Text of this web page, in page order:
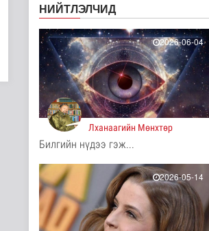
"Pearson" компани..
Улс төр
2 цаг 33 минутын өмнө
Б.Сэмжидмаа:
Зөвшөөрлийн шинжтэй
103 бүртгэлээс ..
Нийгэм
2 цаг 51 минутын өмнө
Төмөр замчдын
мэргэжлийн өдөрт
зориулсан баяр на..
Нийгэм
2 цаг 10 минутын өмнө
АИ-92 авсан 7000 гаруй
иргэн тухайн өдрөө
дахин ..
НИЙТЛЭЛЧИД
2026-06-04
Лханаагийн Мөнхтөр
Билгийн нүдээ гэж...
2026-05-14